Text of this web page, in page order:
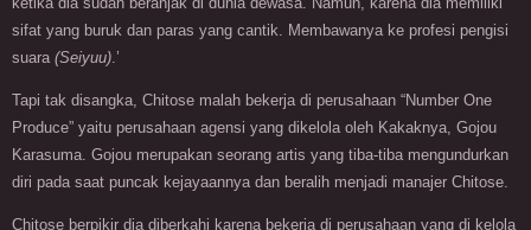
sifat yang buruk dan paras yang cantik. Membawanya ke profesi pengisi
suara (Seiyuu) .’
Tapi tak disangka, Chitose malah bekerja di perusahaan “Number One
Produce” yaitu perusahaan agensi yang dikelola oleh Kakaknya, Gojou
Karasuma. Gojou merupakan seorang artis yang tiba-tiba mengundurkan
diri pada saat puncak kejayaannya dan beralih menjadi manajer Chitose.
Chitose berpikir dia diberkahi karena bekerja di perusahaan yang di kelola